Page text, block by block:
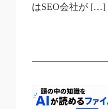
はSEO会社が […]